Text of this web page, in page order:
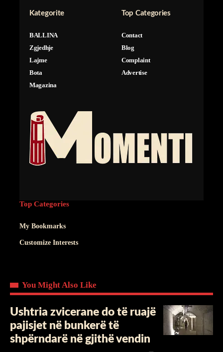
Kategorite
BALLINA
Zgjedhje
Lajme
Bota
Magazina
Top Categories
Contact
Blog
Complaint
Advertise
Top Categories
My Bookmarks
Customize Interests
You Might Also Like
Ushtria zvicerane do të ruajë
pajisjet në bunkerë të
shpërndarë në gjithë vendin